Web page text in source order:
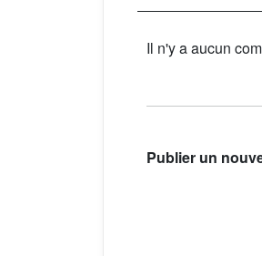
Il n'y a aucun
Publier un